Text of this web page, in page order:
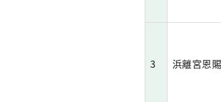
3 浜離宮恩